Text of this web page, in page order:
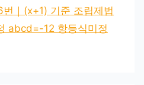
｜(x+1) 기준 조립제법
abcd=-12 항등식미정